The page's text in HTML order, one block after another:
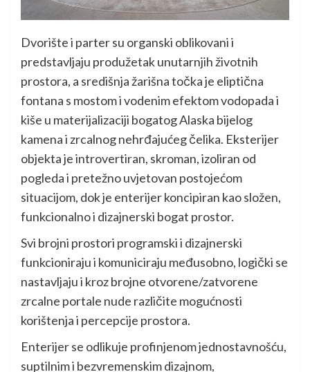
Dvorište i parter su organski oblikovani i
predstavljaju produžetak unutarnjih životnih
prostora, a središnja žarišna točka je eliptična
fontana s mostom i vodenim efektom vodopada i
kiše u materijalizaciji bogatog Alaska bijelog
kamena i zrcalnog nehrđajućeg čelika. Eksterijer
objekta je introvertiran, skroman, izoliran od
pogleda i pretežno uvjetovan postojećom
situacijom, dok je enterijer koncipiran kao složen,
funkcionalno i dizajnerski bogat prostor.
Svi brojni prostori programski i dizajnerski
funkcioniraju i komuniciraju međusobno, logički se
nastavljaju i kroz brojne otvorene/zatvorene
zrcalne portale nude različite mogućnosti
korištenja i percepcije prostora.
Enterijer se odlikuje profinjenom jednostavnošću,
suptilnim i bezvremenskim dizajnom,